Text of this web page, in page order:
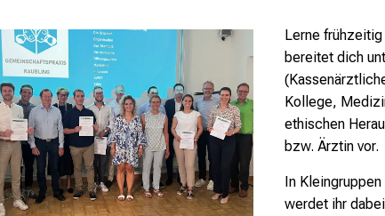
Lerne
bereitet dich
Kollege,
ethischen
bzw. Ärztin vor.
In
werdet ihr